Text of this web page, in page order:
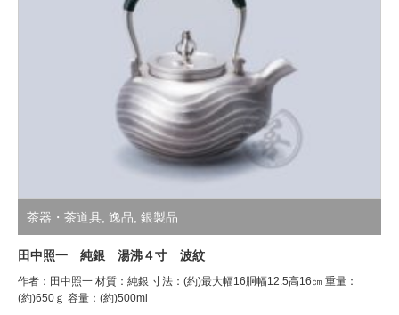
茶器・茶道具 逸品 銀製品
田中照一 純銀 湯沸４寸 波紋
作者：田中照一 材質：純銀 寸法：(約)最大幅16胴幅12.5高16㎝ 重量：
(約)650ｇ 容量：(約)500ml